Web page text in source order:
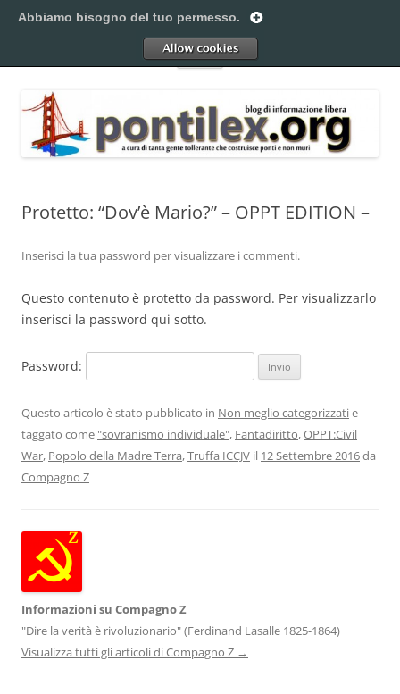
al
Pontilex
Menu
Protetto: “Dov’è Mario?” – OPPT EDITION –
Inserisci la tua password per visualizzare i commenti.
Questo contenuto è protetto da password. Per visualizzarlo
inserisci la password qui sotto.
Password:
Questo articolo è stato pubblicato in Non meglio categorizzatie
taggato come "sovranismo individuale", Fantadiritto,OPPT:Civil
War, Popolo della Madre Terra,Truffa ICCJV il 12 Settembre 2016da
Compagno Z
Informazioni su Compagno Z
"Dire la verità è rivoluzionario" (Ferdinand Lasalle 1825-1864)
Visualizza tutti gli articoli di Compagno Z →
Abbiamo bisogno del tuo permesso.